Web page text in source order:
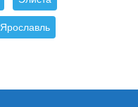
Ярославль